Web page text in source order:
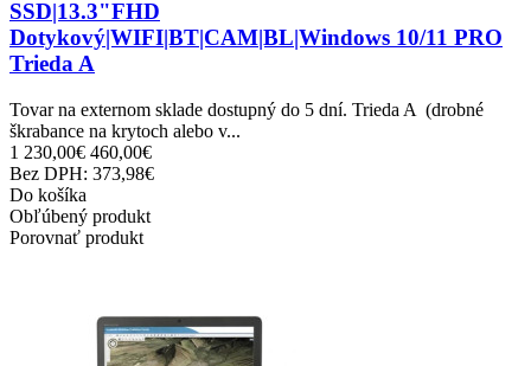
SSD|13.3"FHD
Dotykový|WIFI|BT|CAM|BL|Windows 10/11 PRO
Trieda A
Tovar na externom sklade dostupný do 5 dní. Trieda A (drobné
škrabance na krytoch alebo v...
1 230,00€ 460,00€
Bez DPH: 373,98€
Do košíka
Obľúbený produkt
Porovnať produkt